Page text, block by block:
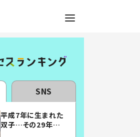
SNS
平成7年に生まれた
双子…その29年後